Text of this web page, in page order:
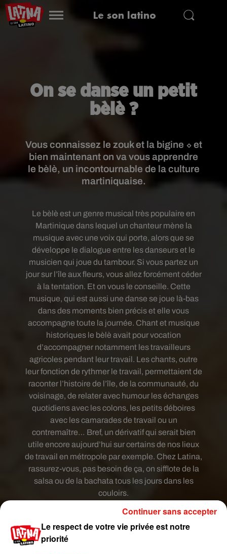
Le son latino
On se danse un petit
bèlè ?
Vous connaissez le zouk et la bigine ⬦ et
bien maintenant on va vous apprendre
le bèlè, un incontournable de la culture
Le bèlè est un genre musical très populaire en
Martinique dans lequel un chanteur mène la
musique avec une voix qui porte, alors que se
développe le dialogue entre les danseurs et le
musicien qui joue du tambour. Si vous partez un
jour sur l’île aux fleurs, vous allez forcément céder
à la tentation. Et on vous le conseille. Cette
musique, qui est aussi une danse se joue là-bas
dans des moments bien précis et elle vous
accompagne toute la journée. Chant et musique
historiques le bèlè avait pour vocation
d’accompagner notamment les travailleurs
agricoles pendant leur travail. Les chants, outre
leur fonction de rythmer le travail, permettaient de
raconter l’histoire de l’île, de la communauté, du
voisinage, de relater avec humour les échanges
quotidiens avec les colons, les petits déboires
avec les camarades de travail ou un
contremaître… Bref, un dérivatif qui serait bien
utile encore aujourd’hui sur certains de nos lieux
de travail en métropole par exemple. Chez Latina,
rassurez-vous, pas besoin de ça, on sifflote de la
salsa ou de la bachata tous les jours dans les
couloirs.
A la fin de la journée, on dansait et on chantait
aussi avec les anciens du village pour se détendre
et raconter ce qui s’était passé dans les champs.
Un peu comme vous quand vous allez évacuer la
Le respect de votre vie privée est notre
priorité
Continuer sans accepter